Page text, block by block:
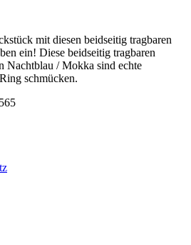
mit diesen beidseitig tragbaren
ein! Diese beidseitig tragbaren
Nachtblau / Mokka sind echte
schmücken.